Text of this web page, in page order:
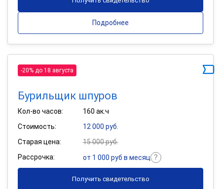
Подробнее
-20% до 18 августа
Бурильщик шпуров
Кол-во часов:
160 ак.ч
Стоимость:
12 000 руб.
Старая цена:
15 000 руб.
Рассрочка:
от 1 000 руб в месяц
Получить свидетельство